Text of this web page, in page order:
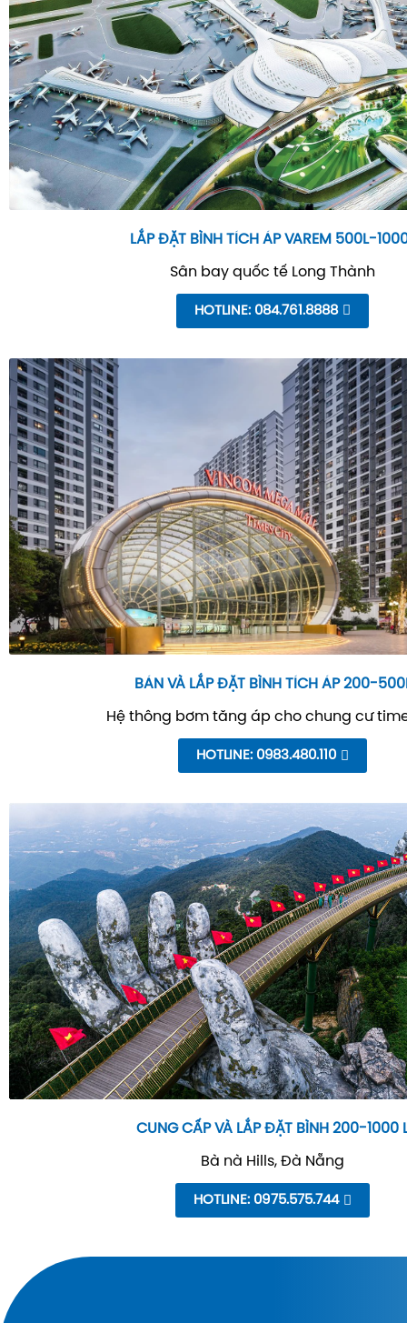
LẮP ĐẶT BÌNH TÍCH ÁP VAREM 500L-
Sân bay quốc tế Long Thành
HOTLINE: 084.761.8888
BÁN VÀ LẮP ĐẶT BÌNH TÍCH ÁP 200-
Hệ thông bơm tăng áp cho chung cư
HOTLINE: 0983.480.110
CUNG CẤP VÀ LẮP ĐẶT BÌNH 200-1000
Bà nà Hills, Đà Nẵng
HOTLINE: 0975.575.744